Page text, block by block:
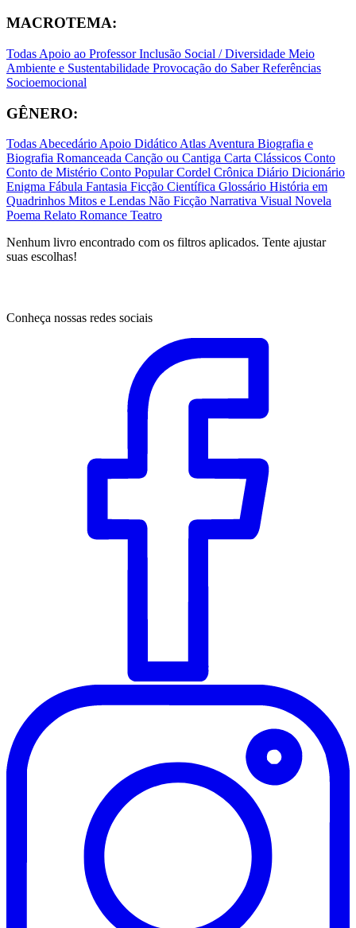
MACROTEMA:
Todas Apoio ao ProfessorInclusão Social / Diversidade Meio
Ambiente e Sustentabilidade Provocação do SaberReferências
Socioemocional
GÊNERO:
TodasAbecedárioApoio DidáticoAtlasAventura Biografia e
Biografia Romanceada Canção ou Cantiga Carta Clássicos Conto
Conto de Mistério Conto PopularCordel Crônica Diário Dicionário
Enigma Fábula Fantasia Ficção Científica Glossário História em
Quadrinhos Mitos e Lendas Não Ficção Narrativa Visual Novela
Poema Relato Romance Teatro
Nenhum livro encontrado com os filtros aplicados. Tente ajustar
suas escolhas!
Conheça nossas redes sociais